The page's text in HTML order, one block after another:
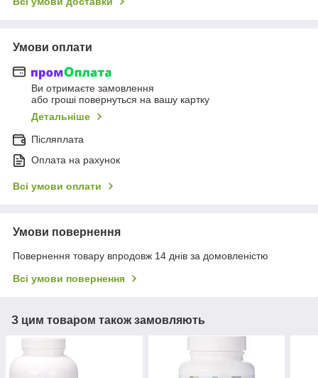
Умови оплати
Ви отримаєте замовлення
або гроші повернуться на вашу картку
Детальніше
Післяплата
Оплата на рахунок
Всі умови оплати
Умови повернення
Повернення товару впродовж 14 днів за домовленістю
Всі умови повернення
З цим товаром також замовляють